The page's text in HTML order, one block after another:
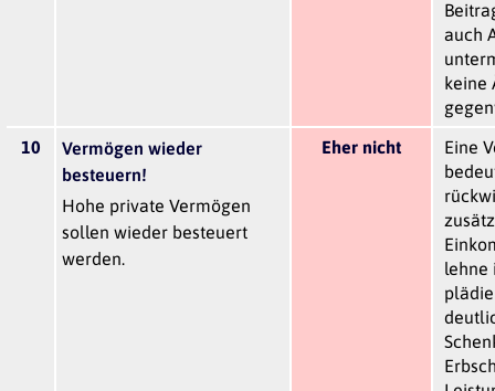
auch
keine
10
Vermögen wieder
besteuern!
Hohe private Vermögen
sollen wieder besteuert
werden.
Eher nicht
Eine
lehne